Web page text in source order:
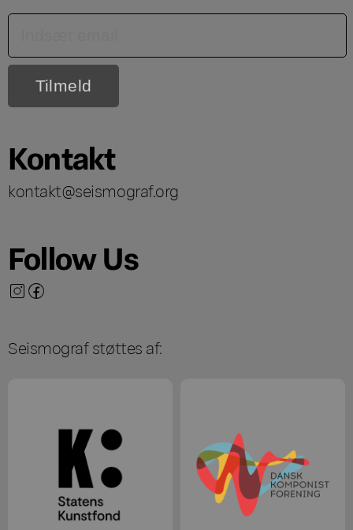
Kontakt
kontakt@seismograf.org
Follow Us
Seismograf støttes af: